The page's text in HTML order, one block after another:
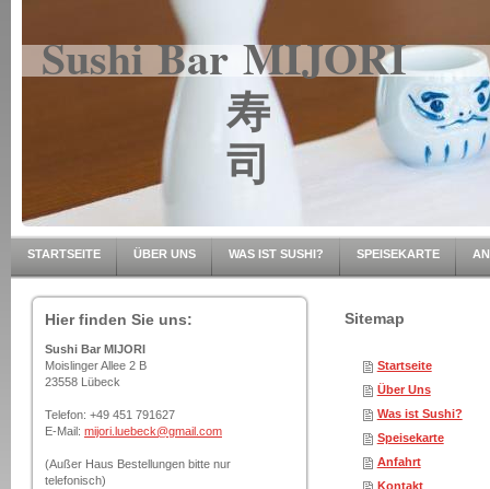
Sushi Bar MIJORI
寿
司
STARTSEITE ÜBER UNS WAS IST SUSHI? SPEISEKARTE
Hier finden Sie uns:
Sushi Bar MIJORI
Moislinger Allee 2 B
23558 Lübeck
Telefon: +49 451 791627
E-Mail: mijori.luebeck@gmail.com
(Außer Haus Bestellungen bitte nur
telefonisch)
Sitemap
Startseite
Über Uns
Was ist Sushi?
Speisekarte
Anfahrt
Kontakt